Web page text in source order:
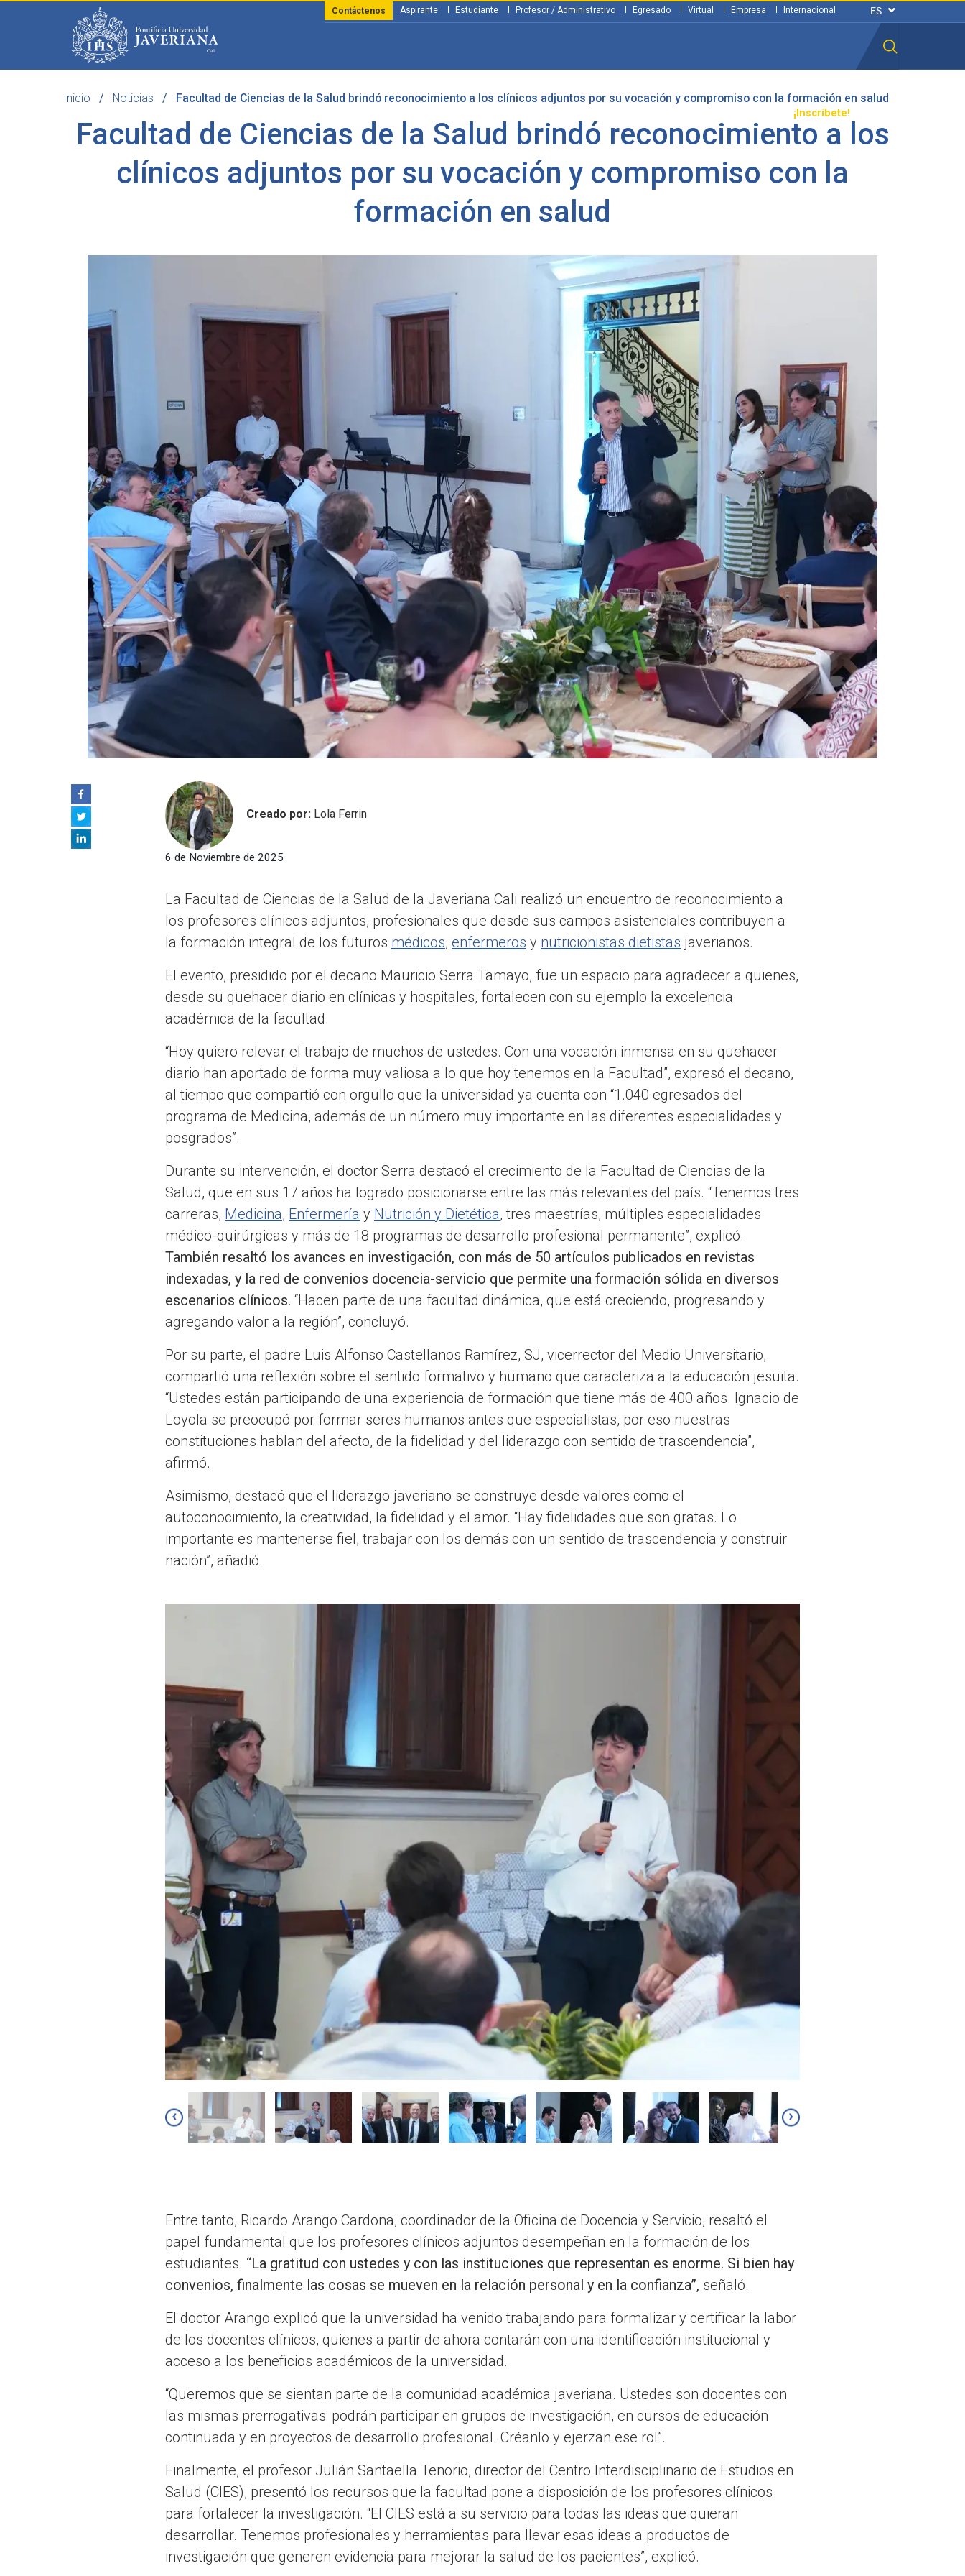
¡Inscríbete!
Aspirante Estudiante Profesor / Administrativo Egresado Virtual Empresa Internacional
Contáctenos
Inicio Noticias Facultad de Ciencias de la Salud brindó reconocimiento a los clínicos adjuntos por su vocación y compromiso con la formación en salud
Facultad de Ciencias de la Salud brindó reconocimiento a los
clínicos adjuntos por su vocación y compromiso con la
formación en salud
Creado por: Lola Ferrin
6 de Noviembre de 2025
La Facultad de Ciencias de la Salud de la Javeriana Cali realizó un encuentro de reconocimiento a
los profesores clínicos adjuntos, profesionales que desde sus campos asistenciales contribuyen a
la formación integral de los futuros médicos, enfermeros y nutricionistas dietistas javerianos.
El evento, presidido por el decano Mauricio Serra Tamayo, fue un espacio para agradecer a quienes,
desde su quehacer diario en clínicas y hospitales, fortalecen con su ejemplo la excelencia
académica de la facultad.
“Hoy quiero relevar el trabajo de muchos de ustedes. Con una vocación inmensa en su quehacer
diario han aportado de forma muy valiosa a lo que hoy tenemos en la Facultad”, expresó el decano,
al tiempo que compartió con orgullo que la universidad ya cuenta con “1.040 egresados del
programa de Medicina, además de un número muy importante en las diferentes especialidades y
posgrados”.
Durante su intervención, el doctor Serra destacó el crecimiento de la Facultad de Ciencias de la
Salud, que en sus 17 años ha logrado posicionarse entre las más relevantes del país. “Tenemos tres
carreras, Medicina, Enfermería y Nutrición y Dietética, tres maestrías, múltiples especialidades
médico-quirúrgicas y más de 18 programas de desarrollo profesional permanente”, explicó.
También resaltó los avances en investigación, con más de 50 artículos publicados en revistas
indexadas, y la red de convenios docencia-servicio que permite una formación sólida en diversos
escenarios clínicos. “Hacen parte de una facultad dinámica, que está creciendo, progresando y
agregando valor a la región”, concluyó.
Por su parte, el padre Luis Alfonso Castellanos Ramírez, SJ, vicerrector del Medio Universitario,
compartió una reflexión sobre el sentido formativo y humano que caracteriza a la educación jesuita.
“Ustedes están participando de una experiencia de formación que tiene más de 400 años. Ignacio de
Loyola se preocupó por formar seres humanos antes que especialistas, por eso nuestras
constituciones hablan del afecto, de la fidelidad y del liderazgo con sentido de trascendencia”,
afirmó.
Asimismo, destacó que el liderazgo javeriano se construye desde valores como el
autoconocimiento, la creatividad, la fidelidad y el amor. “Hay fidelidades que son gratas. Lo
importante es mantenerse fiel, trabajar con los demás con un sentido de trascendencia y construir
nación”, añadió.
‹ ›
Entre tanto, Ricardo Arango Cardona, coordinador de la Oficina de Docencia y Servicio, resaltó el
papel fundamental que los profesores clínicos adjuntos desempeñan en la formación de los
estudiantes. “La gratitud con ustedes y con las instituciones que representan es enorme. Si bien hay
convenios, finalmente las cosas se mueven en la relación personal y en la confianza”, señaló.
El doctor Arango explicó que la universidad ha venido trabajando para formalizar y certificar la labor
de los docentes clínicos, quienes a partir de ahora contarán con una identificación institucional y
acceso a los beneficios académicos de la universidad.
“Queremos que se sientan parte de la comunidad académica javeriana. Ustedes son docentes con
las mismas prerrogativas: podrán participar en grupos de investigación, en cursos de educación
continuada y en proyectos de desarrollo profesional. Créanlo y ejerzan ese rol”.
Finalmente, el profesor Julián Santaella Tenorio, director del Centro Interdisciplinario de Estudios en
Salud (CIES), presentó los recursos que la facultad pone a disposición de los profesores clínicos
para fortalecer la investigación. “El CIES está a su servicio para todas las ideas que quieran
desarrollar. Tenemos profesionales y herramientas para llevar esas ideas a productos de
investigación que generen evidencia para mejorar la salud de los pacientes”, explicó.